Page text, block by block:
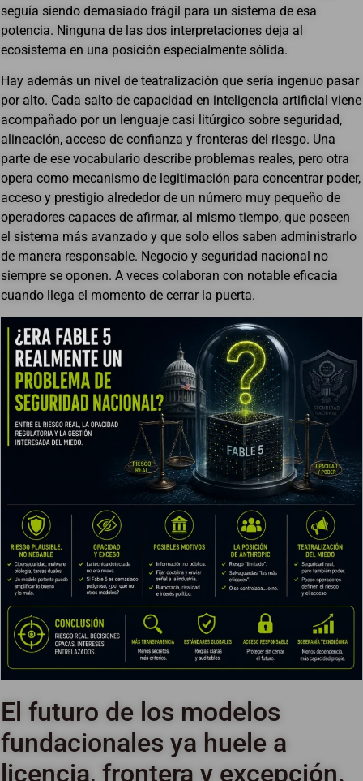
seguía siendo demasiado frágil para un sistema de esa
potencia. Ninguna de las dos interpretaciones deja al
ecosistema en una posición especialmente sólida.
Hay además un nivel de teatralización que sería ingenuo pasar
por alto. Cada salto de capacidad en inteligencia artificial viene
acompañado por un lenguaje casi litúrgico sobre seguridad,
alineación, acceso de confianza y fronteras del riesgo. Una
parte de ese vocabulario describe problemas reales, pero otra
opera como mecanismo de legitimación para concentrar poder,
acceso y prestigio alrededor de un número muy pequeño de
operadores capaces de afirmar, al mismo tiempo, que poseen
el sistema más avanzado y que solo ellos saben administrarlo
de manera responsable. Negocio y seguridad nacional no
siempre se oponen. A veces colaboran con notable eficacia
cuando llega el momento de cerrar la puerta.
El futuro de los modelos
fundacionales ya huele a
licencia, frontera y excepción.